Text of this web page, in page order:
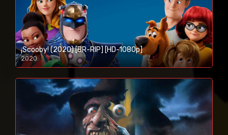
¡Scooby! (2020) [BR-RIP] [HD-1080p]
2020
1080p/720p